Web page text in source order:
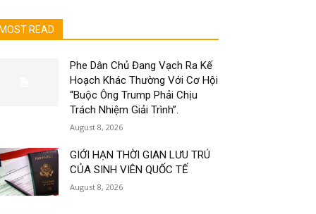
MOST READ
Phe Dân Chủ Đang Vạch Ra Kế
Hoạch Khác Thường Với Cơ Hội
“Buộc Ông Trump Phải Chịu
Trách Nhiệm Giải Trình”.
August 8, 2026
GIỚI HẠN THỜI GIAN LƯU TRÚ
CỦA SINH VIÊN QUỐC TẾ
August 8, 2026